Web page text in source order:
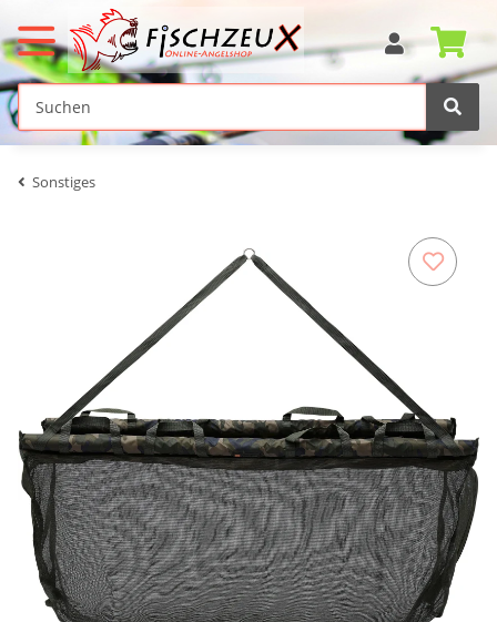
Sonstiges